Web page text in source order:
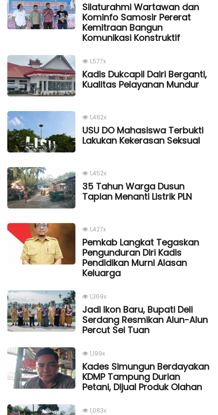
Silaturahmi Wartawan dan
Kominfo Samosir Pererat
Kemitraan Bangun
Komunikasi Konstruktif
1,577x
Kadis Dukcapil Dairi Berganti,
Kualitas Pelayanan Mundur
1,482x
USU DO Mahasiswa Terbukti
Lakukan Kekerasan Seksual
1,452x
35 Tahun Warga Dusun
Tapian Menanti Listrik PLN
1,427x
Pemkab Langkat Tegaskan
Pengunduran Diri Kadis
Pendidikan Murni Alasan
Keluarga
1,369x
Jadi Ikon Baru, Bupati Deli
Serdang Resmikan Alun-Alun
Percut Sei Tuan
1,199x
Kades Simungun Berdayakan
KDMP Tampung Durian
Petani, Dijual Produk Olahan
1,083x